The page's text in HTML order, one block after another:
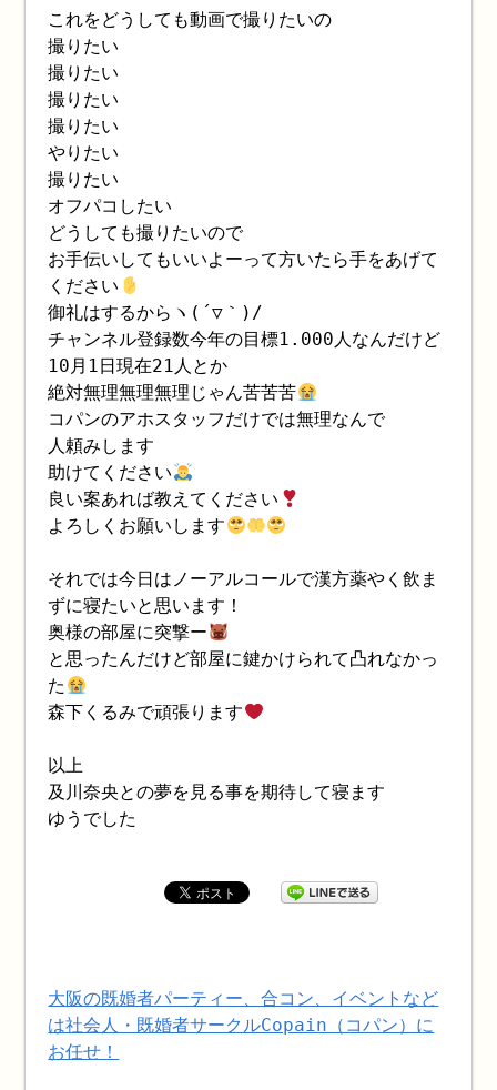
これをどうしても動画で撮りたいの
撮りたい
撮りたい
撮りたい
撮りたい
やりたい
撮りたい
オフパコしたい
どうしても撮りたいので
お手伝いしてもいいよーって方いたら手をあげて
ください
御礼はするからヽ(´▽｀)/
チャンネル登録数今年の目標1.000人なんだけど
10月1日現在21人とか
絶対無理無理無理じゃん苦苦苦
コパンのアホスタッフだけでは無理なんで
人頼みします
助けてください
良い案あれば教えてください
よろしくお願いします
それでは今日はノーアルコールで漢方薬やく飲ま
ずに寝たいと思います！
奥様の部屋に突撃ー
と思ったんだけど部屋に鍵かけられて凸れなかっ
た
森下くるみで頑張ります
以上
及川奈央との夢を見る事を期待して寝ます
ゆうでした
大阪の既婚者パーティー、合コン、イベントなど
は社会人・既婚者サークルCopain（コパン）に
お任せ！